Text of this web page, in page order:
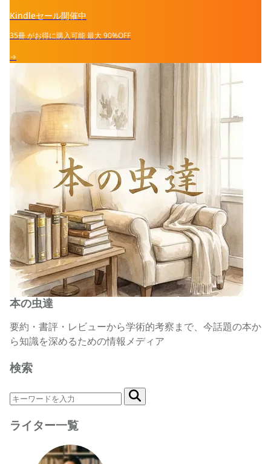
Kindleセール開催中
35冊がお得に購入可能最大90%OFF
→
本の虫達
要約・書評・レビューから学術的考察まで、今話題の本か
ら知識を深めるための情報メディア
検索
ライター一覧